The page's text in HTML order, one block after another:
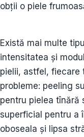
obții o piele
Există mai multe
intensitatea și
pielii, astfel, fiecare
probleme: peeling
pentru pielea tînără
superficial pentru a
oboseala și lipsa